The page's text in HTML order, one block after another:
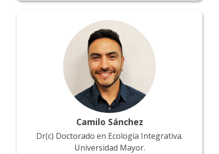
Camilo Sánchez
Dr(c) Doctorado en Ecología Integrativa.
Universidad Mayor.